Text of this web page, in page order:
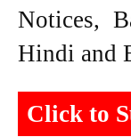
Notices,
Hindi and
Click to